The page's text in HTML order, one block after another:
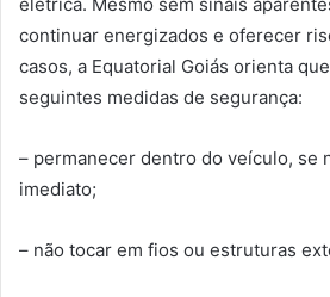
continuar energizados e oferecer
casos, a Equatorial Goiás orienta
seguintes medidas de segurança:
– permanecer dentro do veículo, se
imediato;
– não tocar em fios ou estruturas